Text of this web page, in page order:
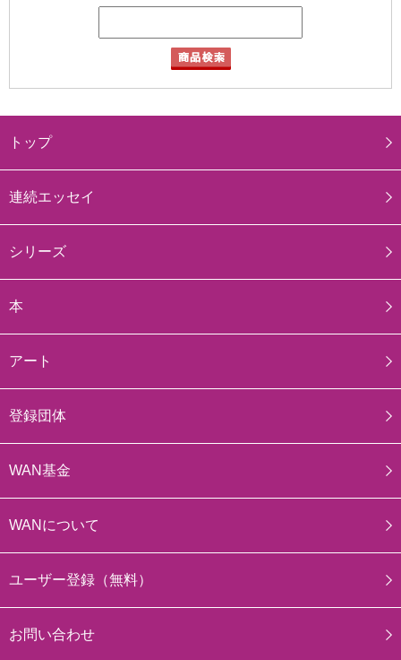
トップ
連続エッセイ
シリーズ
本
アート
登録団体
WAN基金
WANについて
ユーザー登録（無料）
お問い合わせ